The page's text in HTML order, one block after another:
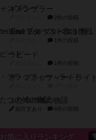
ギャンブラー
2件の投稿
Bitter End ブタペスト救出作戦
1件の投稿
ラピード
1件の投稿
ザ・フラッフィー・ライト
ふたつの城の物語
紹介文あり 6件の投稿
お気に入りランキング